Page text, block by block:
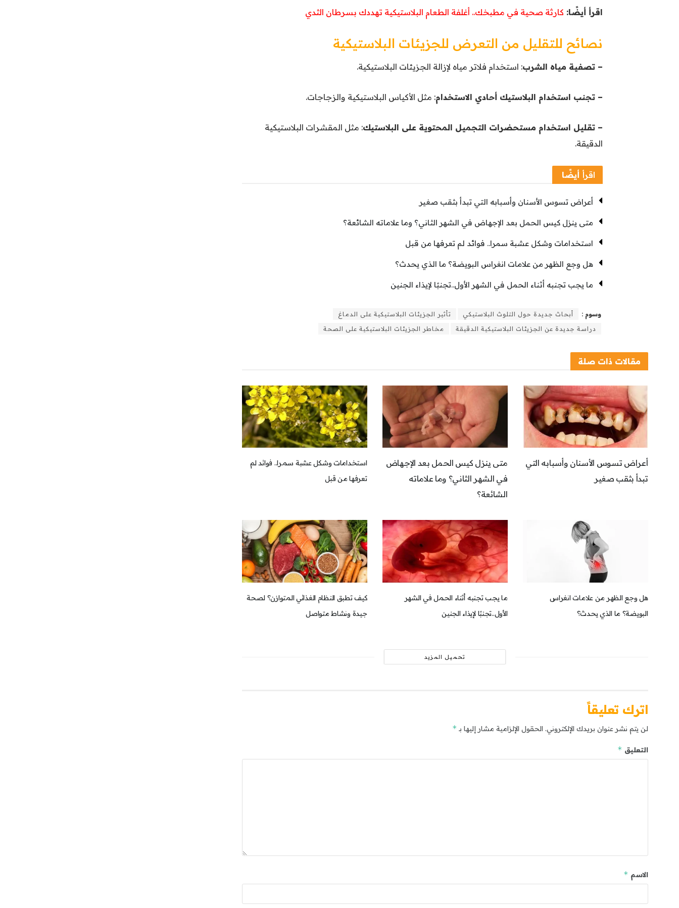
اقرأ أيضًا: كارثة صحية في مطبخك.. أغلفة الطعام البلاستيكية تهددك بسرطان الثدي
نصائح للتقليل من التعرض للجزيئات البلاستيكية
– تصفية مياه الشرب: استخدام فلاتر مياه لإزالة الجزيئات البلاستيكية.
– تجنب استخدام البلاستيك أحادي الاستخدام: مثل الأكياس البلاستيكية والزجاجات.
– تقليل استخدام مستحضرات التجميل المحتوية على البلاستيك: مثل المقشرات البلاستيكية
الدقيقة.
اقرأ أيضًا
أعراض تسوس الأسنان وأسبابه التي تبدأ بثقب صغير
متى ينزل كيس الحمل بعد الإجهاض في الشهر الثاني؟ وما علاماته الشائعة؟
استخدامات وشكل عشبة سمرا.. فوائد لم تعرفها من قبل
هل وجع الظهر من علامات انغراس البويضة؟ ما الذي يحدث؟
ما يجب تجنبه أثناء الحمل في الشهر الأول..تجنبًا لإيذاء الجنين
وسوم : أبحاث جديدة حول التلوث البلاستيكي
تأثير الجزيئات البلاستيكية على الدماغ
دراسة جديدة عن الجزيئات البلاستيكية الدقيقة
مخاطر الجزيئات البلاستيكية على الصحة
مقالاتذات صلة
أعراض تسوس الأسنان وأسبابه التي
تبدأ بثقب صغير
متى ينزل كيس الحمل بعد الإجهاض
في الشهر الثاني؟ وما علاماته
الشائعة؟
استخدامات وشكل عشبة سمرا.. فوائد لم
تعرفها من قبل
هل وجع الظهر من علامات انغراس
البويضة؟ ما الذي يحدث؟
ما يجب تجنبه أثناء الحمل في الشهر
الأول..تجنبًا لإيذاء الجنين
كيف تطبق النظام الغذائي المتوازن؟ لصحة
جيدة ونشاط متواصل
تحميل المزيد
اترك تعليقاً
لن يتم نشر عنوان بريدك الإلكتروني. الحقول الإلزامية مشار إليها بـ *
التعليق *
الاسم *